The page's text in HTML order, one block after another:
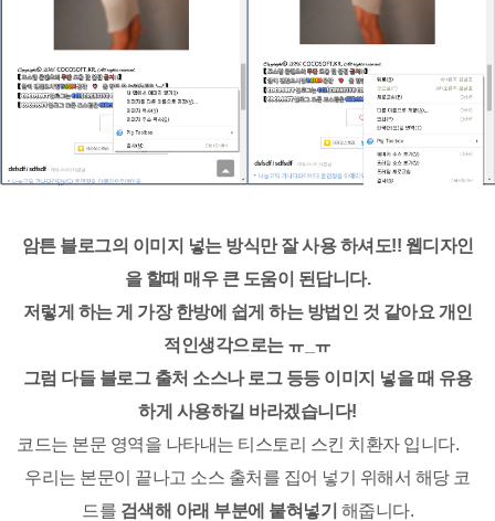
암튼 블로그의 이미지 넣는 방식만 잘 사용 하셔도!! 웹디자인
을 할때 매우 큰 도움이 된답니다.
저렇게 하는 게 가장 한방에 쉽게 하는 방법인 것 같아요 개인
적인생각으로는 ㅠ_ㅠ
그럼 다들 블로그 출처 소스나 로그 등등 이미지 넣을 때 유용
하게 사용하길 바라겠습니다!
코드는 본문 영역을 나타내는 티스토리 스킨 치환자 입니다.
우리는 본문이 끝나고 소스 출처를 집어 넣기 위해서 해당 코
드를 검색해 아래 부분에 붙혀넣기 해줍니다.